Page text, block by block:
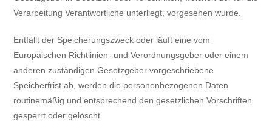
Verarbeitung Verantwortliche unterliegt, vorgesehen wurde.
Entfällt der Speicherungszweck oder läuft eine vom
Europäischen Richtlinien- und Verordnungsgeber oder einem
anderen zuständigen Gesetzgeber vorgeschriebene
Speicherfrist ab, werden die personenbezogenen Daten
routinemäßig und entsprechend den gesetzlichen Vorschriften
gesperrt oder gelöscht.